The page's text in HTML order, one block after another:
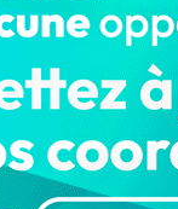
24, en cliquant ici